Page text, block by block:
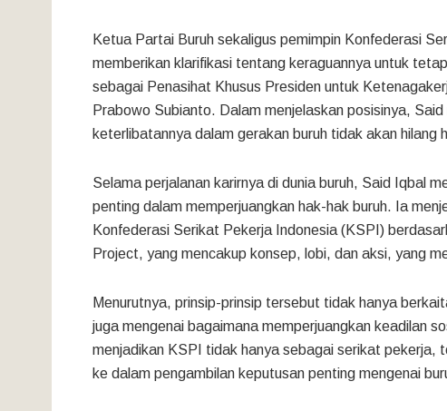
Ketua Partai Buruh sekaligus pemimpin Konfederasi
memberikan klarifikasi tentang keraguannya untuk
sebagai Penasihat Khusus Presiden untuk
Prabowo Subianto. Dalam menjelaskan posisinya,
keterlibatannya dalam gerakan buruh tidak akan hilang
Selama perjalanan karirnya di dunia buruh, Said Iqbal
penting dalam memperjuangkan hak-hak buruh. Ia
Konfederasi Serikat Pekerja Indonesia (KSPI)
Project, yang mencakup konsep, lobi, dan aksi, yang
Menurutnya, prinsip-prinsip tersebut tidak hanya
juga mengenai bagaimana memperjuangkan keadilan
menjadikan KSPI tidak hanya sebagai serikat pekerja,
ke dalam pengambilan keputusan penting mengenai